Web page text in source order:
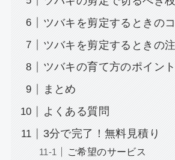
ツバキを剪定するときの
ツバキを剪定するときの
ツバキの育て方のポイント
まとめ
よくある質問
3分で完了！無料見積り
ご希望のサービス